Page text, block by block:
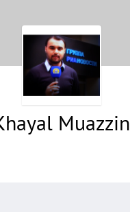
Muazzin